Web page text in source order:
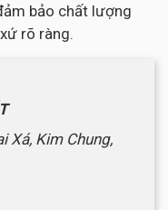
bảo chất lượng
rõ ràng.
Xá, Kim Chung,